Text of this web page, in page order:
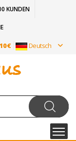
KUNDEN
10€ Deutsch